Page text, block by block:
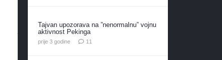
Tajvan upozorava na ”nenormalnu” vojnu
aktivnost Pekinga
prije 3 godine 11